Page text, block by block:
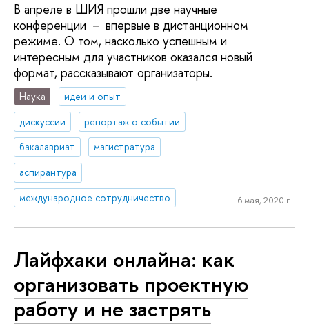
В апреле в ШИЯ прошли две научные
конференции － впервые в дистанционном
режиме. О том, насколько успешным и
интересным для участников оказался новый
формат, рассказывают организаторы.
Наука
идеи и опыт
дискуссии
репортаж о событии
бакалавриат
магистратура
аспирантура
международное сотрудничество
6 мая, 2020 г.
Лайфхаки онлайна: как
организовать проектную
работу и не застрять